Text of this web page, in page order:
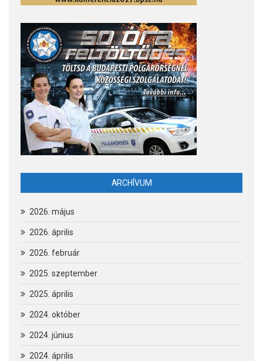
ARCHÍVUM
2026. május
2026. április
2026. február
2025. szeptember
2025. április
2024. október
2024. június
2024. április